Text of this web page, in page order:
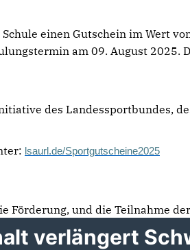
einen Gutschein im Wert
am 09. August 2025.
des Landessportbundes,
lsaurl.de/Sportgutscheine2025
Förderung, und die Teilnahme
verlängert